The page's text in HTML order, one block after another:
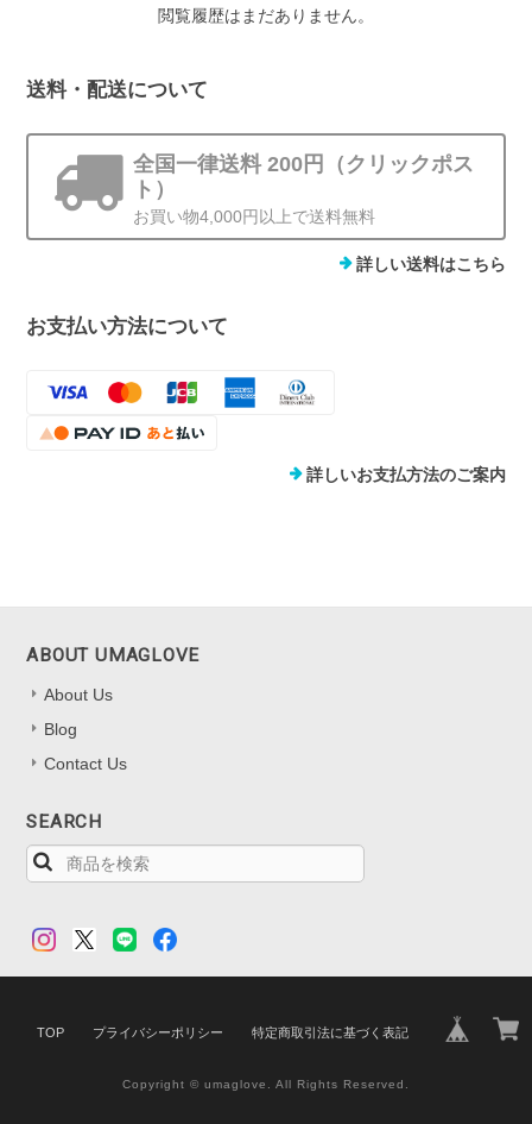
閲覧履歴はまだありません。
送料・配送について
全国一律送料 200円（クリックポス
ト）
お買い物4,000円以上で送料無料
詳しい送料はこちら
お支払い方法について
詳しいお支払方法のご案内
ABOUT UMAGLOVE
About Us
Blog
Contact Us
SEARCH
TOP プライバシーポリシー 特定商取引法に基づく表記
Copyright © umaglove. All Rights Reserved.